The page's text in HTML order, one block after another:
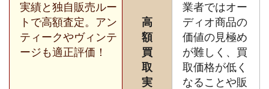
実績と独自販売ルー
トで高額査定。アン
ティークやヴィンテ
ージも適正評価！
高
額
買
取
実
業者ではオー
ディオ商品の
価値の見極め
が難しく、買
取価格が低く
なることや販